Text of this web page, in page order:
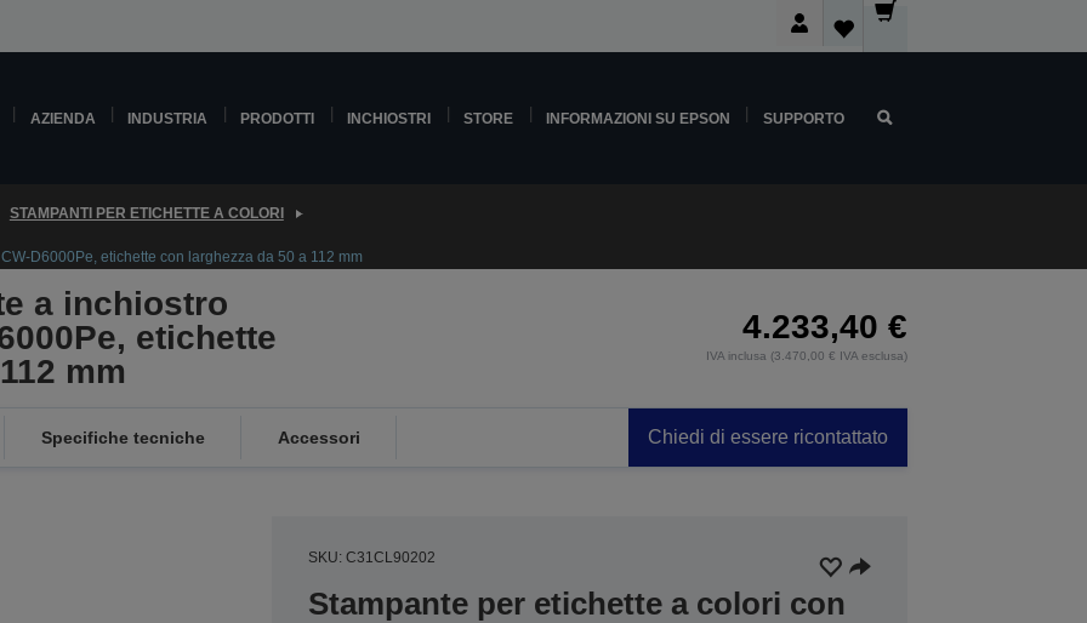
AZIENDA INDUSTRIA PRODOTTI INCHIOSTRI STORE INFORMAZIONI SU EPSON SUPPORTO
STAMPANTI PER ETICHETTE A COLORI
D6000Pe, etichette con larghezza da 50 a 112 mm
a inchiostro
etichette
mm
4.233,40 €
IVA inclusa (3.470,00 € IVA esclusa)
Specifiche tecniche Accessori Chiedi di essere ricontattato
SKU: C31CL90202
Stampante per etichette a colori con